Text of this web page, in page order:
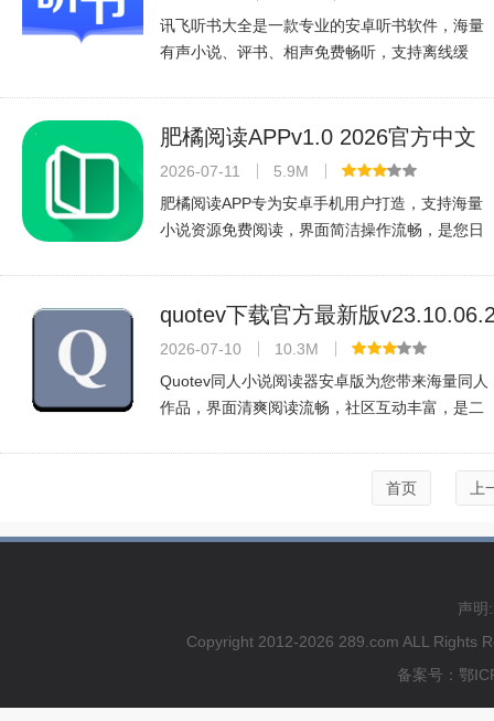
讯飞听书大全是一款专业的安卓听书软件，海量
有声小说、评书、相声免费畅听，支持离线缓
肥橘阅读APPv1.0 2026官方中文
版
2026-07-11
5.9M
肥橘阅读APP专为安卓手机用户打造，支持海量
小说资源免费阅读，界面简洁操作流畅，是您日
quotev下载官方最新版
同人小说阅读器
2026-07-10
10.3M
Quotev同人小说阅读器安卓版为您带来海量同人
作品，界面清爽阅读流畅，社区互动丰富，是二
首页 上
声明
Copyright 2012-2026 289.com ALL Rights
备案号：鄂